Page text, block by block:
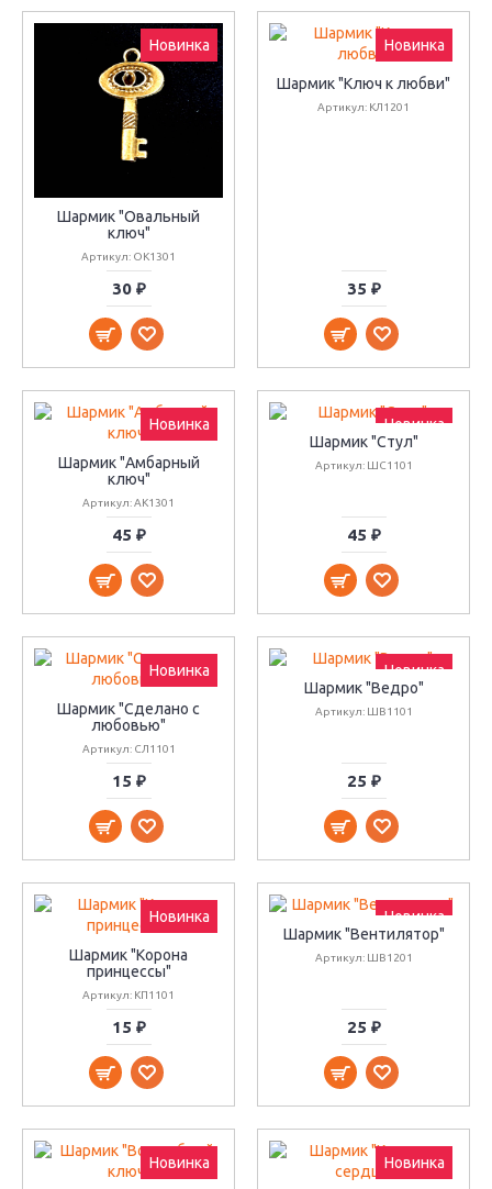
Новинка
Шармик "Овальный
ключ"
Артикул: ОК1301
30 ₽
Новинка
Шармик "Ключ к любви"
Артикул: КЛ1201
35 ₽
Новинка
Шармик "Амбарный
ключ"
Артикул: АК1301
45 ₽
Новинка
Шармик "Стул"
Артикул: ШС1101
45 ₽
Новинка
Шармик "Сделано с
любовью"
Артикул: СЛ1101
15 ₽
Новинка
Шармик "Ведро"
Артикул: ШВ1101
25 ₽
Новинка
Шармик "Корона
принцессы"
Артикул: КП1101
15 ₽
Новинка
Шармик "Вентилятор"
Артикул: ШВ1201
25 ₽
Новинка Новинка